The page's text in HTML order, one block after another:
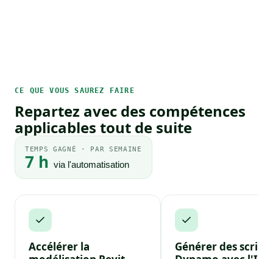
CE QUE VOUS SAUREZ FAIRE
Repartez avec des compétences
applicables tout de suite
TEMPS GAGNÉ · PAR SEMAINE
7 h via l'automatisation
Accélérer la
Générer des scripts